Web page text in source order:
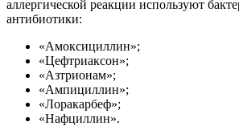
аллергической реакции используют
антибиотики:
«Амоксициллин»;
«Цефтриаксон»;
«Азтрионам»;
«Ампициллин»;
«Лоракарбеф»;
«Нафциллин».